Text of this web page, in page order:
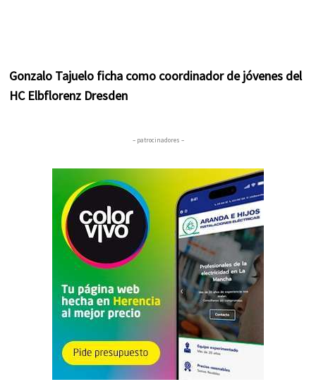
Gonzalo Tajuelo ficha como coordinador de jóvenes del
HC Elbflorenz Dresden
– patrocinadores –